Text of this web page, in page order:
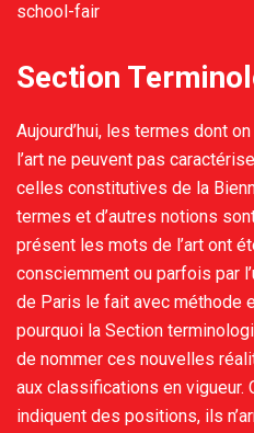
school-fair
Section
Aujourd’hui, les termes dont
l’art ne peuvent pas
celles constitutives de la
termes et d’autres notions
présent les mots de l’art ont
consciemment ou parfois par
de Paris le fait avec méthode
pourquoi la Section
de nommer ces nouvelles
aux classifications en vigueur.
indiquent des positions, ils